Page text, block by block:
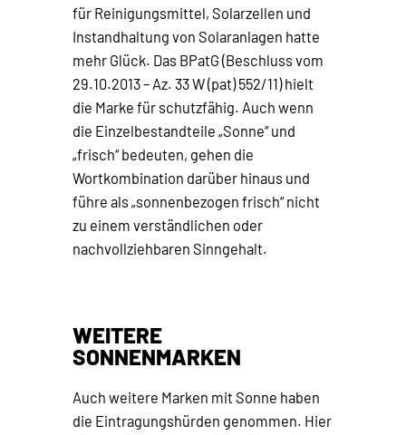
für Reinigungsmittel, Solarzellen und
Instandhaltung von Solaranlagen hatte
mehr Glück. Das BPatG (Beschluss vom
29.10.2013 – Az. 33 W (pat) 552/11) hielt
die Marke für schutzfähig. Auch wenn
die Einzelbestandteile „Sonne“ und
„frisch“ bedeuten, gehen die
Wortkombination darüber hinaus und
führe als „sonnenbezogen frisch“ nicht
zu einem verständlichen oder
nachvollziehbaren Sinngehalt.
WEITERE
SONNENMARKEN
Auch weitere Marken mit Sonne haben
die Eintragungshürden genommen. Hier